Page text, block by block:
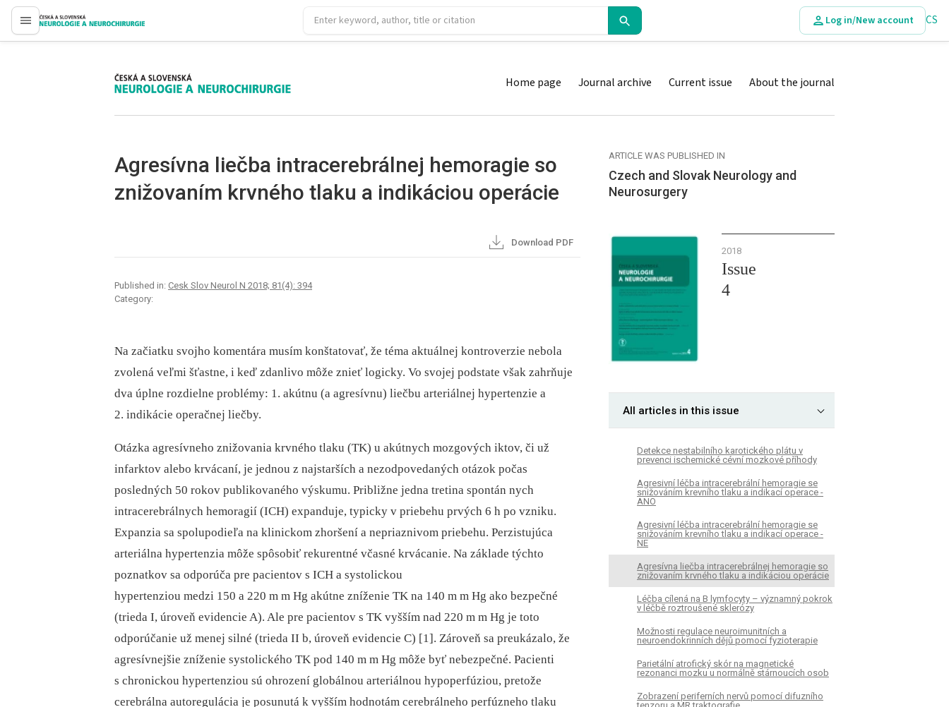
proLékaře.cz
Log in/New account CS
proLékaře.cz Home page Journal archive Current issue About the journal
Agresívna liečba intracerebrálnej hemoragie so
znižovaním krvného tlaku a indikáciou operácie
Download PDF
Published in: Cesk Slov Neurol N 2018; 81(4): 394
Category:
Na začiatku svojho komentára musím konštatovať, že téma aktuálnej kontroverzie nebola
zvolená veľmi šťastne, i keď zdanlivo môže znieť logicky. Vo svojej podstate však zahrňuje
dva úplne rozdielne problémy: 1. akútnu (a agresívnu) liečbu arteriálnej hypertenzie a
2. indikácie operačnej liečby.
Otázka agresívneho znižovania krvného tlaku (TK) u akútnych mozgových iktov, či už
infarktov alebo krvácaní, je jednou z najstarších a nezodpovedaných otázok počas
posledných 50 rokov publikovaného výskumu. Približne jedna tretina spontán nych
intracerebrálnych hemoragií (ICH) expanduje, typicky v priebehu prvých 6 h po vzniku.
Expanzia sa spolupodieľa na klinickom zhoršení a nepriaznivom priebehu. Perzistujúca
arteriálna hypertenzia môže spôsobiť rekurentné včasné krvácanie. Na základe týchto
poznatkov sa odporúča pre pacientov s ICH a systolickou
hypertenziou medzi 150 a 220 m m Hg akútne zníženie TK na 140 m m Hg ako bezpečné
(trieda I, úroveň evidencie A). Ale pre pacientov s TK vyšším nad 220 m m Hg je toto
odporúčanie už menej silné (trieda II b, úroveň evidencie C) [1]. Zároveň sa preukázalo, že
agresívnejšie zníženie systolického TK pod 140 m m Hg môže byť nebezpečné. Pacienti
s chronickou hypertenziou sú ohrození globálnou arteriálnou hypoperfúziou, pretože
cerebrálna autoregulácia je posunutá k vyšším hodnotám cerebrálneho perfúzneho tlaku
ARTICLE WAS PUBLISHED IN
Czech and Slovak Neurology and
Neurosurgery
2018
Issue
4
All articles in this issue
Detekce nestabilního karotického plátu v
prevenci ischemické cévní mozkové příhody
Agresivní léčba intracerebrální hemoragie se
snižováním krevního tlaku a indikací operace -
ANO
Agresivní léčba intracerebrální hemoragie se
snižováním krevního tlaku a indikací operace -
NE
Agresívna liečba intracerebrálnej hemoragie so
znižovaním krvného tlaku a indikáciou operácie
Léčba cílená na B lymfocyty – významný pokrok
v léčbě roztroušené sklerózy
Možnosti regulace neuroimunitních a
neuroendokrin­ních dějů pomocí fyzioterapie
Parietální atrofický skór na magnetické
rezonanci mozku u normálně stárnoucích osob
Zobrazení periferních nervů pomocí difuzního